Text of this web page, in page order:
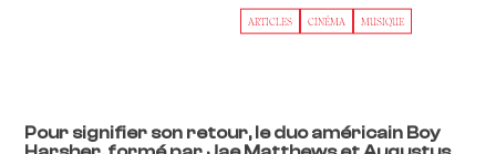
ARTICLES CINÉMA MUSIQUE
Pour signifier son retour, le duo américain Boy